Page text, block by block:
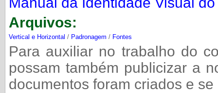
Arquivos:
Vertical e Horizontal / Padronagem / Fontes
Para auxiliar no trabalho do
possam também publicizar a
documentos foram criados e